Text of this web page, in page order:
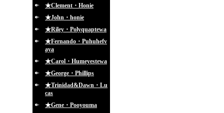
★Clement・Honie
★John・honie
★Riley・Polyquaptewa
★Fernando・Puhuhefv
aya
★Carol・Humeyestewa
★George・Phillips
★Trinidad&Dawn・Lu
cas
★Gene・Pooyouma